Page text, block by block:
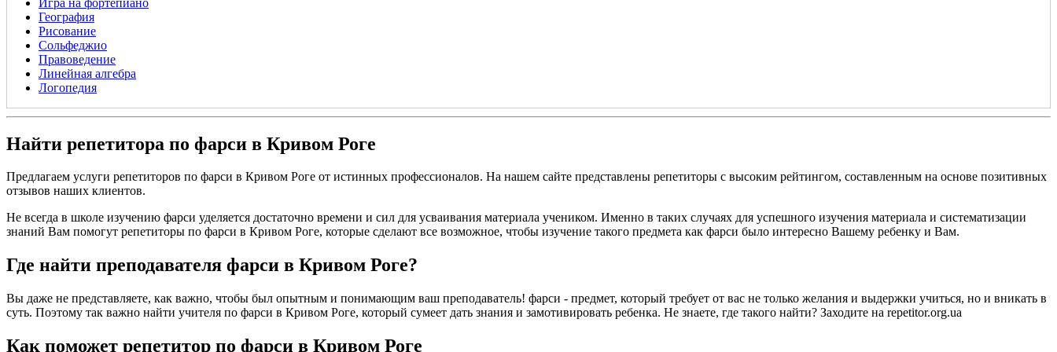
География
Рисование
Сольфеджио
Правоведение
Линейная алгебра
Логопедия
Найти репетитора по фарси в Кривом Роге
Предлагаем услуги репетиторов по фарси в Кривом Роге от истинных профессионалов. На нашем сайте представлены репетиторы с высоким рейтингом, составленным на основе позитивных
отзывов наших клиентов.
Не всегда в школе изучению фарси уделяется достаточно времени и сил для усваивания материала учеником. Именно в таких случаях для успешного изучения материала и систематизации
знаний Вам помогут репетиторы по фарси в Кривом Роге, которые сделают все возможное, чтобы изучение такого предмета как фарси было интересно Вашему ребенку и Вам.
Где найти преподавателя фарси в Кривом Роге?
Вы даже не представляете, как важно, чтобы был опытным и понимающим ваш преподаватель! фарси - предмет, который требует от вас не только желания и выдержки учиться, но и вникать в
суть. Поэтому так важно найти учителя по фарси в Кривом Роге, который сумеет дать знания и замотивировать ребенка. Не знаете, где такого найти? Заходите на repetitor.org.ua
Как поможет репетитор по фарси в Кривом Роге